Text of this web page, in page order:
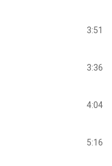
3:51
3:36
4:04
5:16